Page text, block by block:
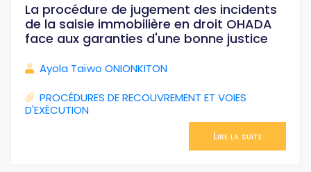
La procédure de jugement des incidents
de la saisie immobilière en droit OHADA
face aux garanties d'une bonne justice
Ayola Taïwo ONIONKITON
PROCÉDURES DE RECOUVREMENT ET VOIES
D'EXÉCUTION
Lire la suite